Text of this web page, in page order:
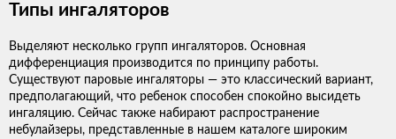
Типы ингаляторов
Выделяют несколько групп ингаляторов. Основная
дифференциация производится по принципу работы.
Существуют паровые ингаляторы — это классический вариант,
предполагающий, что ребенок способен спокойно высидеть
ингаляцию. Сейчас также набирают распространение
небулайзеры, представленные в нашем каталоге широким